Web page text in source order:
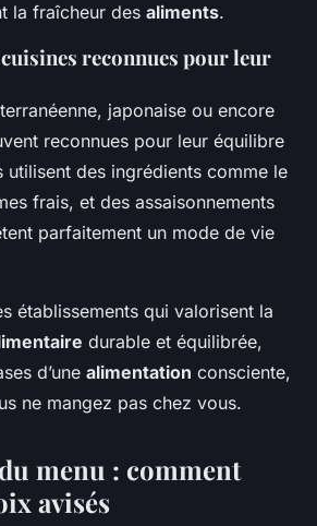
la fraîcheur des aliments.
reconnues pour leur
japonaise ou encore
reconnues pour leur équilibre
utilisent des ingrédients comme le
frais, et des assaisonnements
parfaitement un mode de vie
établissements qui valorisent la
durable et équilibrée,
d’une alimentation consciente,
ne mangez pas chez vous.
menu : comment
avisés